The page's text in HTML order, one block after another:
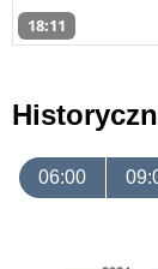
18:11
06:00